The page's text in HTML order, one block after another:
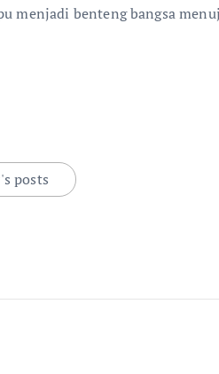
menjadi benteng bangsa
posts